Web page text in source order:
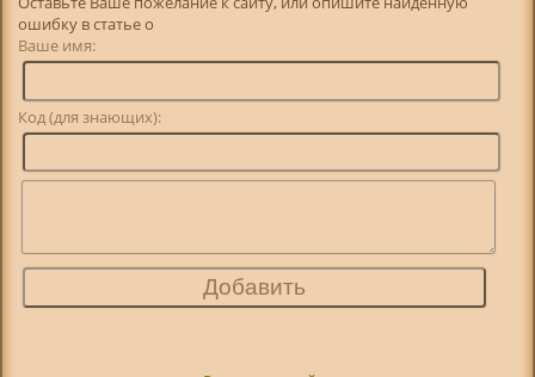
ошибку в статье о
Ваше имя:
Код (для знающих):